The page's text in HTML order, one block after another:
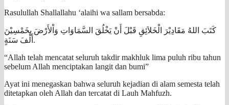
Rasulullah Shallallahu ‘alaihi wa sallam bersabda:
كَتَبَ اللهُ مَقَادِيْرَ الْخَلاَئِقِ قَبْلَ أَنْ يَخْلُقَ السَّمَاوَاتِ وَاْلأَرْضَ بِخَمْسِيْنَ
أَلْفَ سَنَةٍ.
“Allah telah mencatat seluruh takdir makhluk lima puluh ribu tahun
sebelum Allah menciptakan langit dan bumi”
Ayat ini menegaskan bahwa seluruh kejadian di alam semesta telah
ditetapkan oleh Allah dan tercatat di Lauh Mahfuzh.